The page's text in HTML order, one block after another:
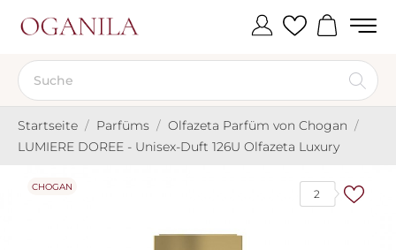
Startseite Parfüms
Olfazeta Parfüm von Chogan
LUMIERE DOREE - Unisex-Duft 126U Olfazeta Luxury
2
CHOGAN